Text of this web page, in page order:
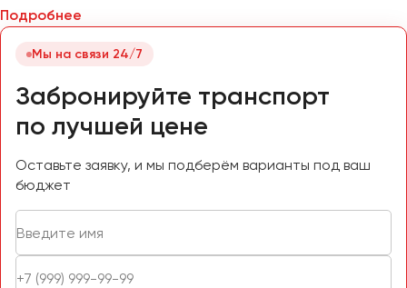
Подробнее
Мы на связи 24/7
Забронируйте транспорт
по лучшей цене
Оставьте заявку, и мы подберём варианты под ваш
бюджет